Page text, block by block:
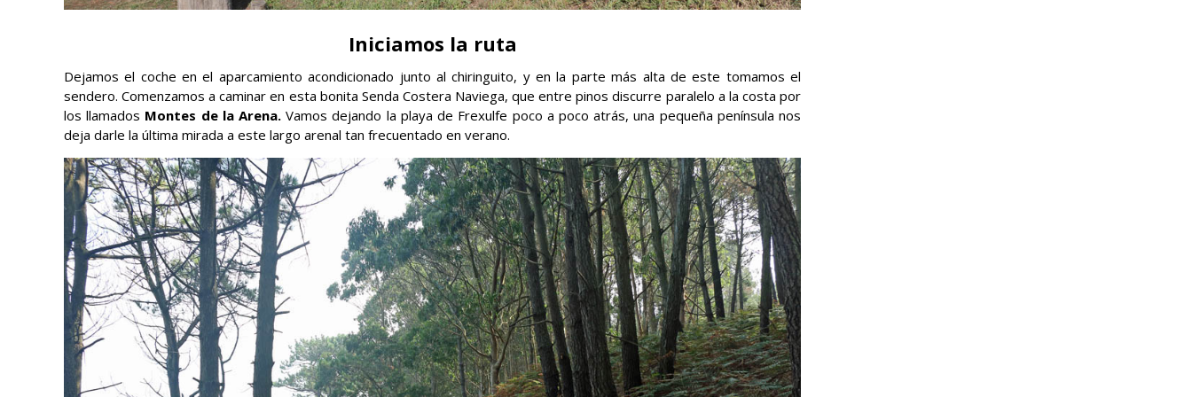
Iniciamos la ruta
Dejamos el coche en el aparcamiento acondicionado junto al chiringuito, y en la parte más alta de este tomamos el
sendero. Comenzamos a caminar en esta bonita Senda Costera Naviega, que entre pinos discurre paralelo a la costa por
los llamados Montes de la Arena.Vamos dejando la playa de Frexulfe poco a poco atrás, una pequeña península nos
deja darle la última mirada a este largo arenal tan frecuentado en verano.